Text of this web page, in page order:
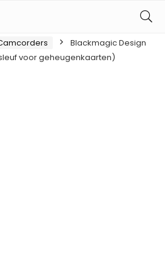
Blackmagic Design
voor geheugenkaarten)